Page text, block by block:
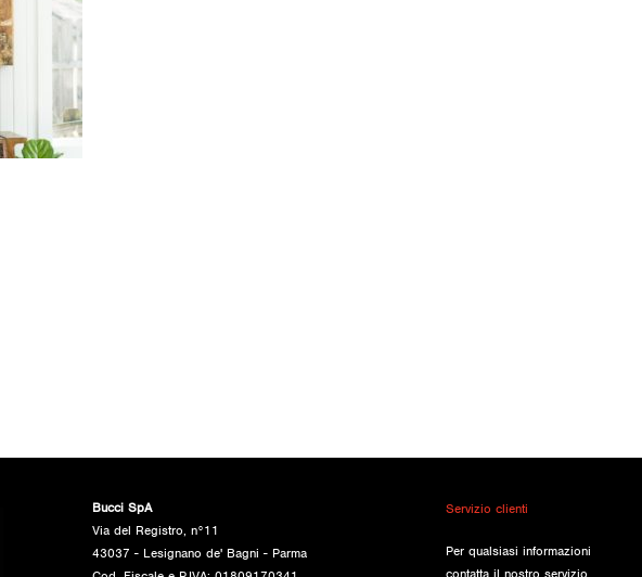
Bucci SpA
Via del Registro, n°11
43037 - Lesignano de' Bagni - Parma
Servizio clienti
Per qualsiasi informazioni